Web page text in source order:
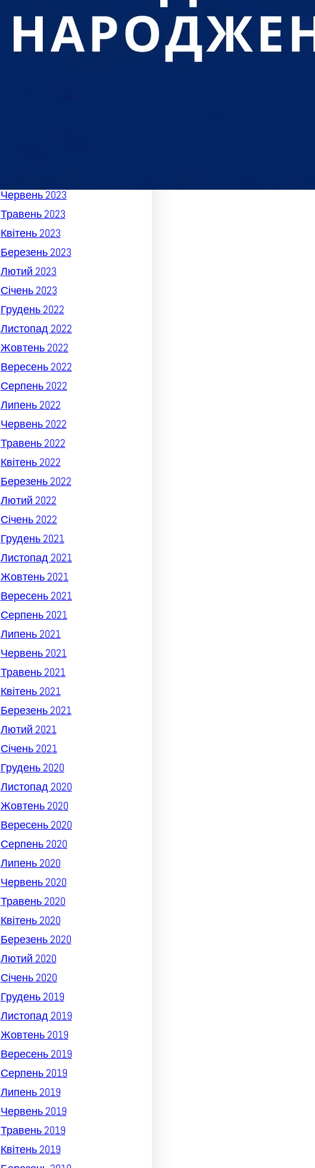
Квітень 2024
Березень 2024
Червень 2023
Травень 2023
Квітень 2023
Березень 2023
Лютий 2023
Січень 2023
Грудень 2022
Листопад 2022
Жовтень 2022
Вересень 2022
Серпень 2022
Липень 2022
Червень 2022
Травень 2022
Квітень 2022
Березень 2022
Лютий 2022
Січень 2022
Грудень 2021
Листопад 2021
Жовтень 2021
Вересень 2021
Серпень 2021
Липень 2021
Червень 2021
Травень 2021
Квітень 2021
Березень 2021
Лютий 2021
Січень 2021
Грудень 2020
Листопад 2020
Жовтень 2020
Вересень 2020
Серпень 2020
Липень 2020
Червень 2020
Травень 2020
Квітень 2020
Березень 2020
Лютий 2020
Січень 2020
Грудень 2019
Листопад 2019
Жовтень 2019
Вересень 2019
Серпень 2019
Липень 2019
Червень 2019
Травень 2019
Квітень 2019